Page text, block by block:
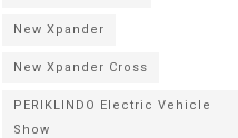
New Xpander
New Xpander Cross
PERIKLINDO Electric Vehicle
Show